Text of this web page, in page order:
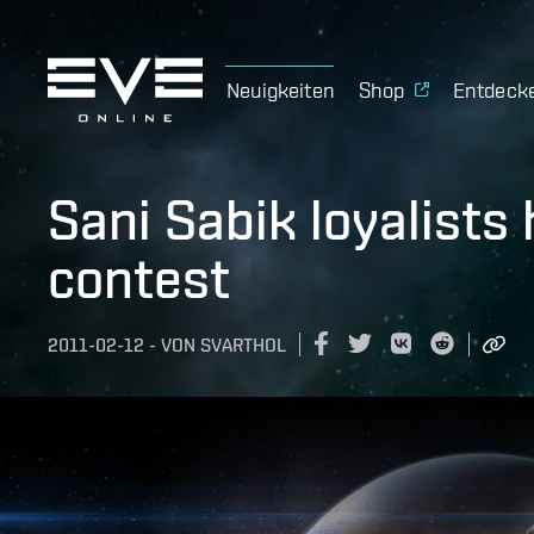
Neuigkeiten Shop
Sani Sabik loyalists
contest
2011-02-12 - VON SVARTHOL